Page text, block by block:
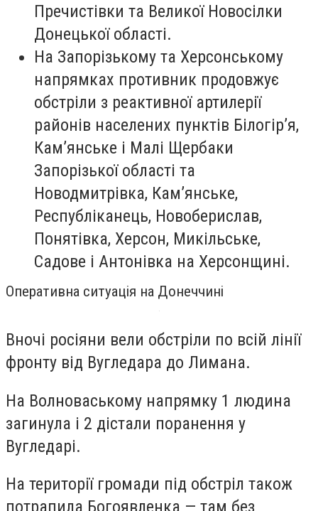
Пречистівки та Великої Новосілки
Донецької області.
На Запорізькому та Херсонському
напрямках противник продовжує
обстріли з реактивної артилерії
районів населених пунктів Білогір’я,
Кам’янське і Малі Щербаки
Запорізької області та
Новодмитрівка, Кам’янське,
Республіканець, Новоберислав,
Понятівка, Херсон, Микільське,
Садове і Антонівка на Херсонщині.
Оперативна ситуація на Донеччині
Вночі росіяни вели обстріли по всій лінії
фронту від Вугледара до Лимана.
На Волноваському напрямку 1 людина
загинула і 2 дістали поранення у
Вугледарі.
На території громади під обстріл також
потрапила Богоявленка — там без